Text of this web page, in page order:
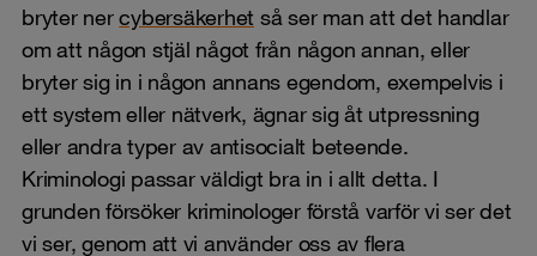
bryter nercybersäkerhet så ser man att det handlar
om att någon stjäl något från någon annan, eller
bryter sig in i någon annans egendom, exempelvis i
ett system eller nätverk, ägnar sig åt utpressning
eller andra typer av antisocialt beteende.
Kriminologi passar väldigt bra in i allt detta. I
grunden försöker kriminologer förstå varför vi ser det
vi ser, genom att vi använder oss av flera